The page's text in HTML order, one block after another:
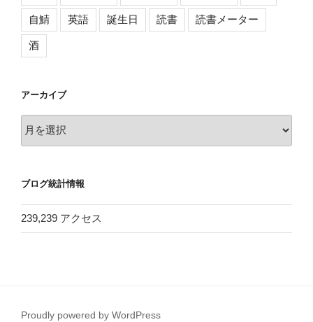
自鯖 英語 誕生日 読書 読書メーター
酒
アーカイブ
ー
ブ
ブログ統計情報
239,239 アクセス
Proudly powered by WordPress